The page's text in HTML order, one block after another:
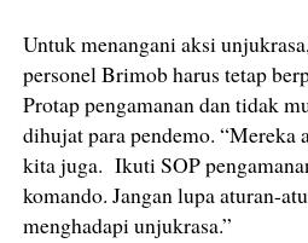
Untuk menangani aksi
personel Brimob harus tetap
Protap pengamanan dan tidak
dihujat para pendemo. “Mereka
kita juga. Ikuti SOP
komando. Jangan lupa aturan-
menghadapi unjukrasa.”